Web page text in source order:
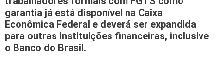
garantia já está disponível na Caixa
Econômica Federal e deverá ser expandida
para outras instituições financeiras, inclusive
o Banco do Brasil.